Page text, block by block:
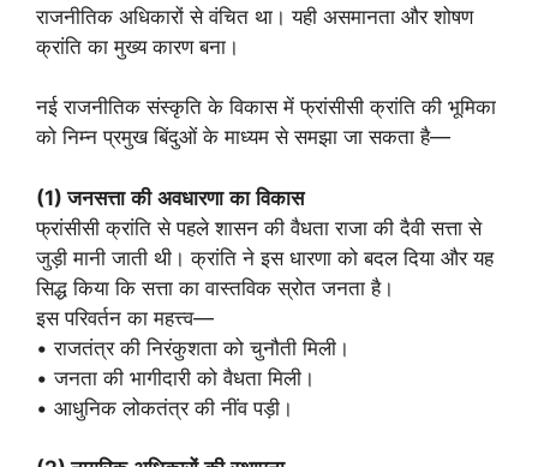
राजनीतिक अधिकारों से वंचित था। यही असमानता और शोषण
क्रांति का मुख्य कारण बना।
नई राजनीतिक संस्कृति के विकास में फ्रांसीसी क्रांति की भूमिका
को निम्न प्रमुख बिंदुओं के माध्यम से समझा जा सकता है—
(1)जनसत्ता की अवधारणा का विकास
फ्रांसीसी क्रांति से पहले शासन की वैधता राजा की दैवी सत्ता से
जुड़ी मानी जाती थी। क्रांति ने इस धारणा को बदल दिया और यह
सिद्ध किया कि सत्ता का वास्तविक स्रोत जनता है।
इस परिवर्तन का महत्त्व—
• राजतंत्र की निरंकुशता को चुनौती मिली।
• जनता की भागीदारी को वैधता मिली।
• आधुनिक लोकतंत्र की नींव पड़ी।